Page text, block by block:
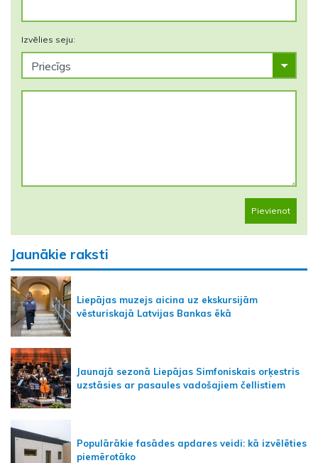
Izvēlies seju:
Pievienot
Jaunākie raksti
Liepājas muzejs aicina uz ekskursijām
vēsturiskajā Latvijas Bankas ēkā
Jaunajā sezonā Liepājas Simfoniskais orķestris
uzstāsies ar pasaules vadošajiem čellistiem
Populārākie fasādes apdares veidi: kā izvēlēties
piemērotāko